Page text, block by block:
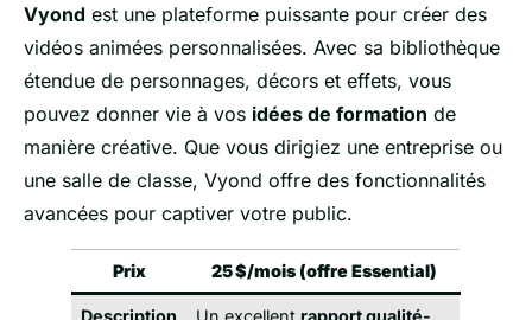
Vyond est une plateforme puissante pour créer des
vidéos animées personnalisées. Avec sa bibliothèque
étendue de personnages, décors et effets, vous
pouvez donner vie à vos idées de formation de
manière créative. Que vous dirigiez une entreprise ou
une salle de classe, Vyond offre des fonctionnalités
avancées pour captiver votre public.
Prix 25 $/mois (offre Essential)
Description Un excellentrapport qualité-